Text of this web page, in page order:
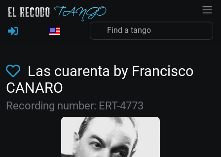
Las cuarenta by Francisco
CANARO
Recording number: ERT-4773